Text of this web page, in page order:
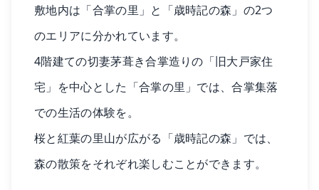
敷地内は「合掌の里」と「歳時記の森」の2つ
のエリアに分かれています。
4階建ての切妻茅葺き合掌造りの「旧大戸家住
宅」を中心とした「合掌の里」では、合掌集落
での生活の体験を。
桜と紅葉の里山が広がる「歳時記の森」では、
森の散策をそれぞれ楽しむことができます。